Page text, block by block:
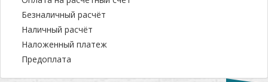
Безналичный расчёт
Наличный расчёт
Наложенный платеж
Предоплата